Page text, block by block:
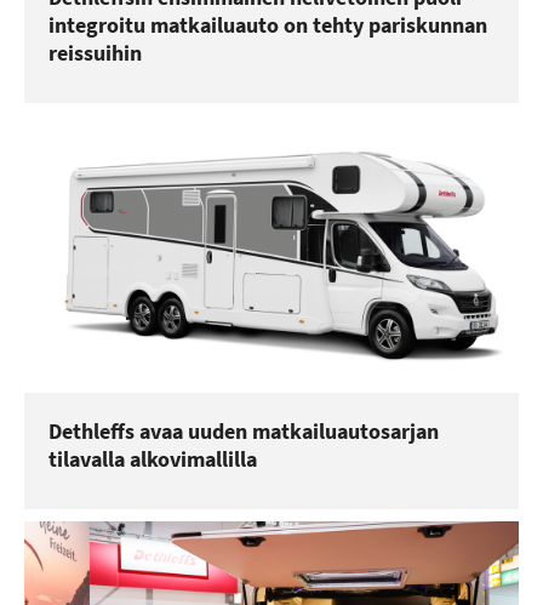
integroitu matkailuauto on tehty pariskunnan
reissuihin
Dethleffs avaa uuden matkailuautosarjan
tilavalla alkovimallilla